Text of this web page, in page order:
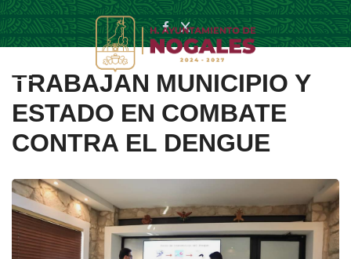
TRABAJAN MUNICIPIO Y
ESTADO EN COMBATE
CONTRA EL DENGUE